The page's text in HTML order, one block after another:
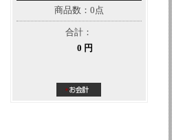
商品数：0点
合計：
0 円